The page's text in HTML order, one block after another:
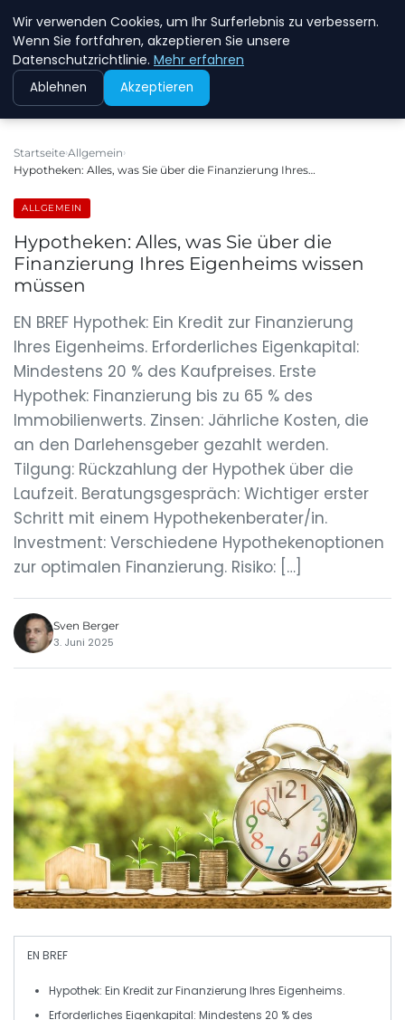
NEW ENERGY JOBS
Startseite Allgemein
Hypotheken: Alles, was Sie über die Finanzierung Ihres…
ALLGEMEIN
Hypotheken: Alles, was Sie über die
Finanzierung Ihres Eigenheims wissen
müssen
EN BREF Hypothek: Ein Kredit zur Finanzierung
Ihres Eigenheims. Erforderliches Eigenkapital:
Mindestens 20 % des Kaufpreises. Erste
Hypothek: Finanzierung bis zu 65 % des
Immobilienwerts. Zinsen: Jährliche Kosten, die
an den Darlehensgeber gezahlt werden.
Tilgung: Rückzahlung der Hypothek über die
Laufzeit. Beratungsgespräch: Wichtiger erster
Schritt mit einem Hypothekenberater/in.
Investment: Verschiedene Hypothekenoptionen
zur optimalen Finanzierung. Risiko: […]
Sven Berger
3. Juni 2025
EN BREF
Hypothek: Ein Kredit zur Finanzierung Ihres Eigenheims.
Erforderliches Eigenkapital: Mindestens 20 % des
Wir verwenden Cookies, um Ihr Surferlebnis zu verbessern.
Wenn Sie fortfahren, akzeptieren Sie unsere
Datenschutzrichtlinie. Mehr erfahren
Ablehnen Akzeptieren